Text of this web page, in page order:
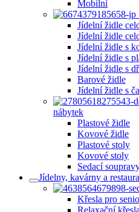
Mobilní
Jídelní židle
Jídelní židle
Jídelní židle s
Jídelní židle s
Jídelní židle s
Barové židle
Jídelní židle s
nábytek
Plastové židle
Kovové židle
Plastové stoly
Kovové stoly
Sedací
Jídelny, kavárny a
Křesla pro
Relaxační křesla